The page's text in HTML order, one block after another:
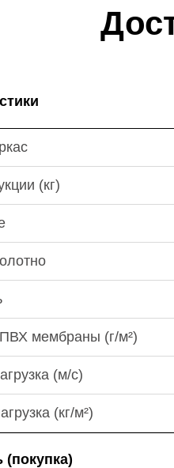
(кг)
мембраны (г/м²)
(м/с)
(кг/м²)
(покупка)